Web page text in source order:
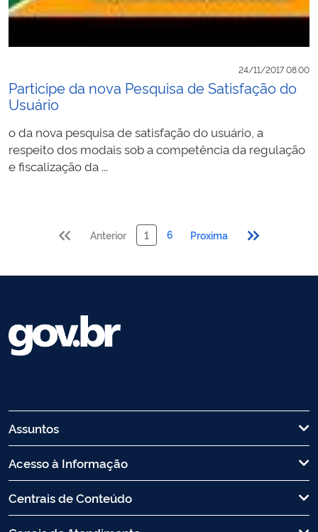
24/11/2017 08:00
Participe da nova Pesquisa de Satisfação do
Usuário
o da nova pesquisa de satisfação do usuário, a
respeito dos modais sob a competência da regulação
e fiscalização da ...
Anterior 1 6 Proxima
Assuntos
Acesso à Informação
Centrais de Conteúdo